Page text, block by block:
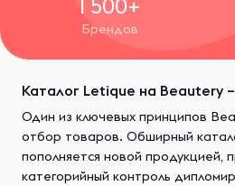
1 500+
Брендов
Каталог Letique на Beautery
Один из ключевых принципов
отбор товаров. Обширный
пополняется новой продукцией,
категорийный контроль